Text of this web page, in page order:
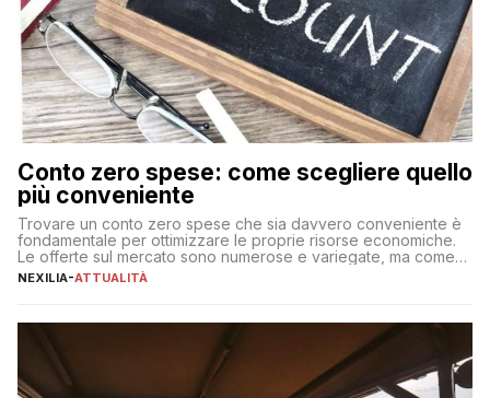
Conto zero spese: come scegliere quello
più conveniente
Trovare un conto zero spese che sia davvero conveniente è
fondamentale per ottimizzare le proprie risorse economiche.
Le offerte sul mercato sono numerose e variegate, ma come
individuare quella più adatta alle proprie esigenze senza
sul […]
NEXILIA-ATTUALITÀ